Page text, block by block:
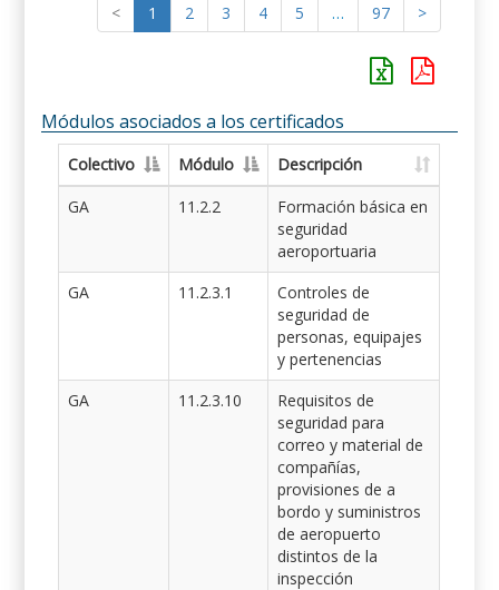
< 1 2 3 4 5 … 97 >
Módulos asociados a los certificados
Colectivo Módulo
Descripción
GA
11.2.2
Formación básica en
seguridad
aeroportuaria
GA
11.2.3.1
Controles de
seguridad de
personas, equipajes
y pertenencias
GA
11.2.3.10
Requisitos de
seguridad para
correo y material de
compañías,
provisiones de a
bordo y suministros
de aeropuerto
distintos de la
inspección